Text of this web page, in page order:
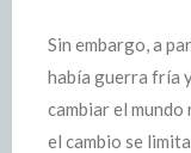
Sin embargo, a
había guerra fría
cambiar el mundo
el cambio se